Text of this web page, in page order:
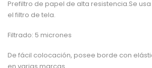
Prefiltro de papel de alta resistencia.Se
el filtro de tela.
Filtrado: 5 micrones
De fácil colocación, posee borde con